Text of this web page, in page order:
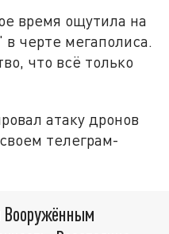
время ощутила на
черте мегаполиса.
что всё только
атаку дронов
телеграм-
Вооружённым